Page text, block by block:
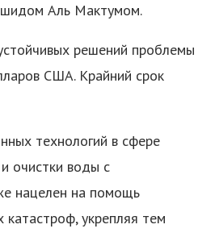
Аль Мактумом.
решений проблемы
США. Крайний срок
технологий в сфере
очистки воды с
нацелен на помощь
укрепляя тем